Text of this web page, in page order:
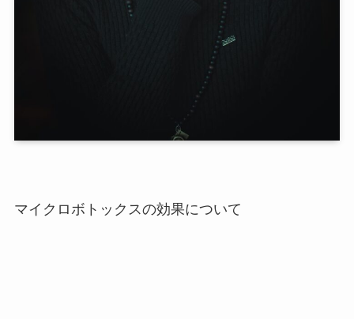
マイクロボトックスの効果について